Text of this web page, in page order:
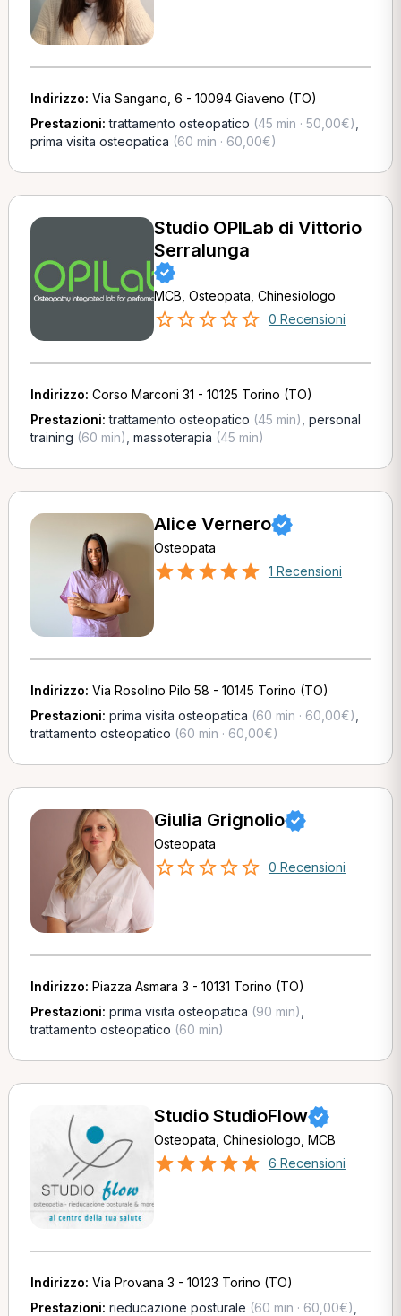
Indirizzo: Via Sangano, 6 - 10094 Giaveno (TO)
Prestazioni:trattamento osteopatico (45 min · 50,00€)
prima visita osteopatica (60 min · 60,00€)
Studio OPILab di Vittorio
Serralunga
MCB, Osteopata, Chinesiologo
0 Recensioni
Indirizzo: Corso Marconi 31 - 10125 Torino (TO)
Prestazioni:trattamento osteopatico (45 min) personal
training (60 min) massoterapia (45 min)
Alice Vernero
Osteopata
1 Recensioni
Indirizzo: Via Rosolino Pilo 58 - 10145 Torino (TO)
Prestazioni: prima visita osteopatica (60 min · 60,00€)
trattamento osteopatico (60 min · 60,00€)
Giulia Grignolio
Osteopata
0 Recensioni
Indirizzo: Piazza Asmara 3 - 10131 Torino (TO)
Prestazioni: prima visita osteopatica (90 min)
trattamento osteopatico (60 min)
Studio StudioFlow
Osteopata, Chinesiologo, MCB
6 Recensioni
Indirizzo: Via Provana 3 - 10123 Torino (TO)
Prestazioni: rieducazione posturale (60 min · 60,00€)